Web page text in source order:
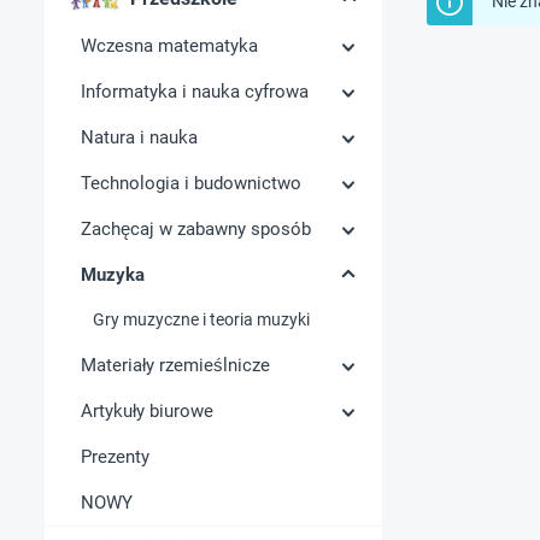
Wczesna matematyka
Informatyka i nauka cyfrowa
Natura i nauka
Technologia i budownictwo
Zachęcaj w zabawny sposób
Muzyka
Gry muzyczne i teoria muzyki
Materiały rzemieślnicze
Artykuły biurowe
Prezenty
NOWY